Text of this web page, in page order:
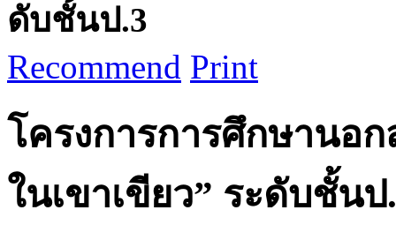
ดับชั้นป.3
Recommend Print
โครงการการศึกษานอ
ในเขาเขียว” ระดับชั้นป